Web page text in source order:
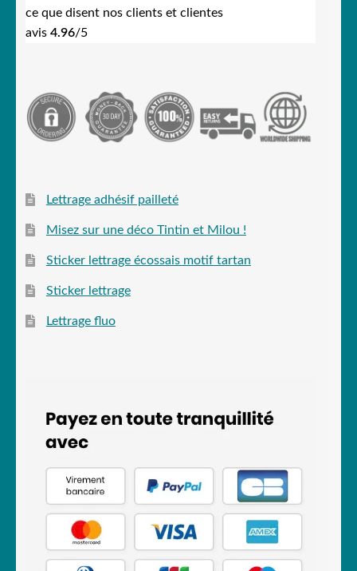
ce que disent nos clients et clientes
avis 4.96/5
Lettrage adhésif pailleté
Misez sur une déco Tintin et Milou !
Sticker lettrage écossais motif tartan
Sticker lettrage
Lettrage fluo